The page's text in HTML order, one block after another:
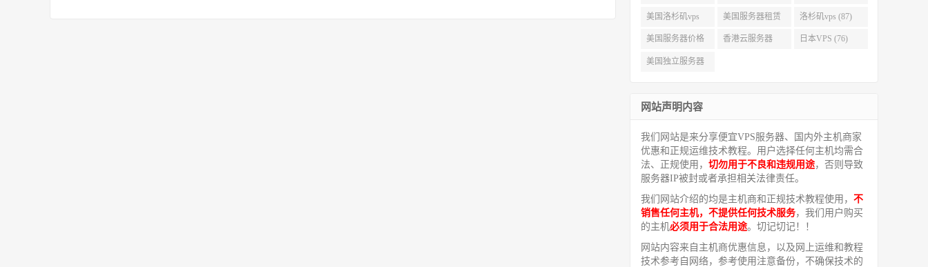
(99)
美国洛杉矶vps
(94)
美国服务器租赁
(91)
洛杉矶vps (87)
美国服务器价格
(82)
香港云服务器 日本VPS (76)
美国独立服务器
网站声明内容
我们网站是来分享便宜VPS服务器、国内外主机商家
优惠和正规运维技术教程。用户选择任何主机均需合
法、正规使用， 切勿用于不良和违规用途，否则导致
服务器IP被封或者承担相关法律责任。
我们网站介绍的均是主机商和正规技术教程使用， 不
销售任何主机，不提供任何技术服务，我们用户购买
的主机必须用于合法用途。切记切记！！
网站内容来自主机商优惠信息，以及网上运维和教程
技术参考自网络，参考使用注意备份，不确保技术的